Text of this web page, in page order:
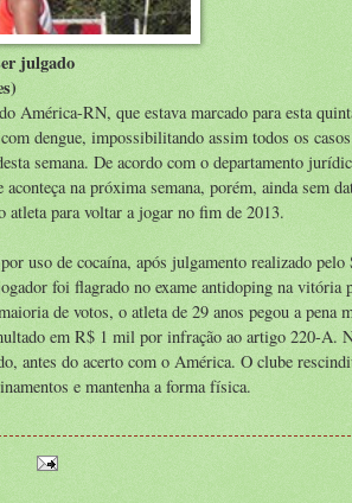
julgado
América-RN, que estava marcado para esta
dengue, impossibilitando assim todos os
semana. De acordo com o departamento
na próxima semana, porém, ainda sem
atleta para voltar a jogar no fim de 2013.
uso de cocaína, após julgamento realizado
foi flagrado no exame antidoping na vitória
de votos, o atleta de 29 anos pegou a
em R$ 1 mil por infração ao artigo 220-A.
antes do acerto com o América. O clube
e mantenha a forma física.